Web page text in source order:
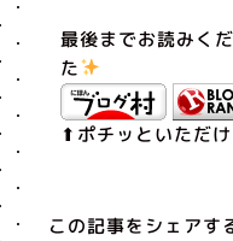
最後までお読みく
た
⬆︎ポチッといただ
この記事をシェアす